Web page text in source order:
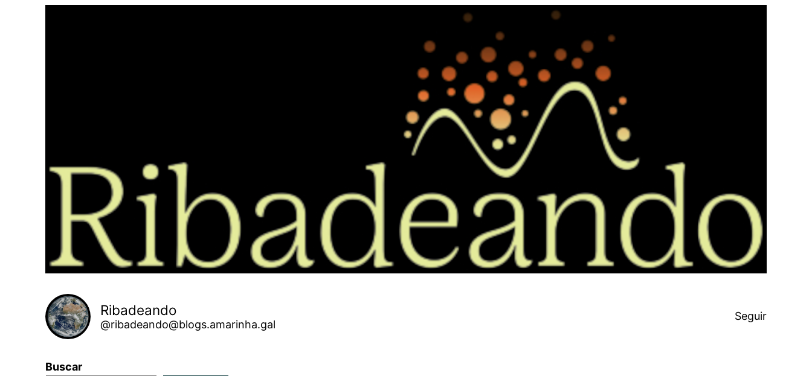
Ribadeando
@ribadeando@blogs.amarinha.gal
Seguir
Buscar